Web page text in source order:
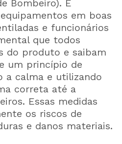
Bombeiro). É
em boas
e funcionários
que todos
do produto e saibam
um princípio de
a calma e utilizando
correta até a
Essas medidas
os riscos de
e danos materiais.